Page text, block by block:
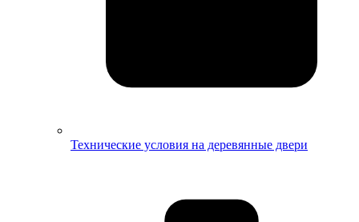
Технические условия на деревянные двери